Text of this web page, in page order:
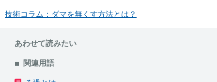
技術コラム：ダマを無くす方法とは？
あわせて読みたい
関連用語